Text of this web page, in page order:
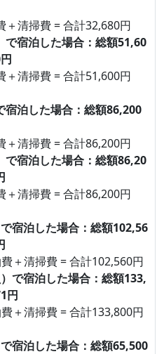
清掃費 = 合計32,680円
で宿泊した場合：総額51,60
清掃費 = 合計51,600円
宿泊した場合：総額86,200
清掃費 = 合計86,200円
で宿泊した場合：総額86,20
清掃費 = 合計86,200円
宿泊した場合：総額102,56
＋清掃費 = 合計102,560円
で宿泊した場合：総額133,
円
＋清掃費 = 合計133,800円
宿泊した場合：総額65,500